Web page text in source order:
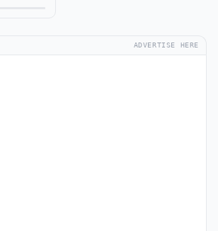
ADVERTISE HERE